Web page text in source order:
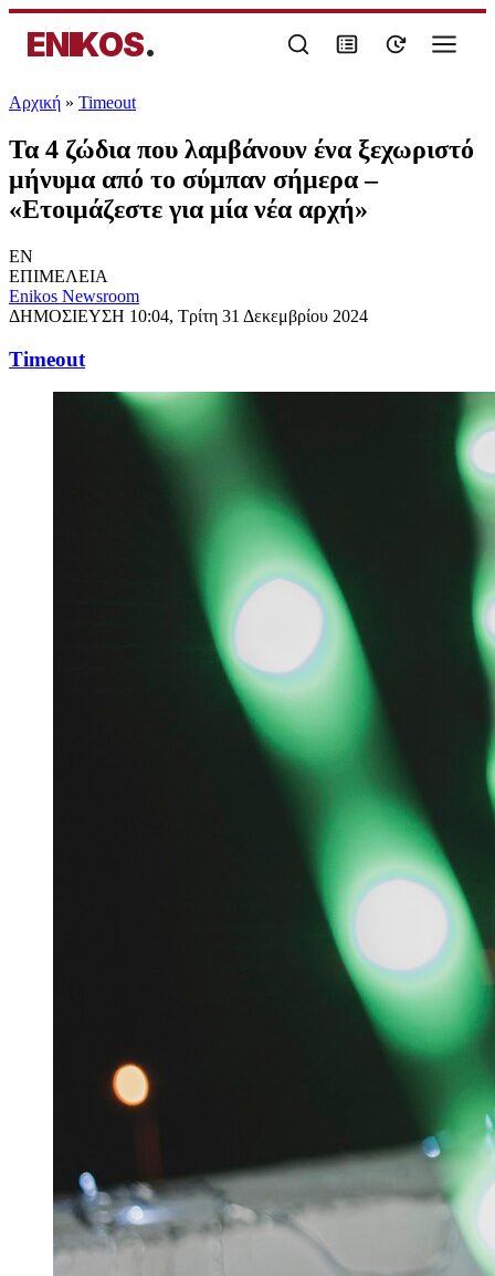
ENIKOS.
Αρχική » Timeout
Τα 4 ζώδια που λαμβάνουν ένα ξεχωριστό
μήνυμα από το σύμπαν σήμερα –
«Ετοιμάζεστε για μία νέα αρχή»
EN
ΕΠΙΜΕΛΕΙΑ
Enikos Newsroom
ΔΗΜΟΣΙΕΥΣΗ 10:04, Τρίτη 31 Δεκεμβρίου 2024
Timeout